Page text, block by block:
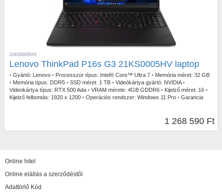
21KS0005HV
Lenovo ThinkPad P16s G3 21KS0005HV laptop
• Gyártó: Lenovo • Processzor típus: Intel® Core™ Ultra 7 • Memória méret: 32 GB
• Memória típus: DDR5 • SSD méret: 1 TB • Videókártya gyártó: NVIDIA •
Videokártya típus: RTX 500 Ada • VRAM mérete: 4GB GDDR6 • Kijelző méret: 16 •
Kijelző felbontás: 1920 x 1200 • Operációs rendszer: Windows 11 Pro • Garancia
1 268 590 Ft
Online hitel
Online elállás a szerződéstől
Adattörlő Kód